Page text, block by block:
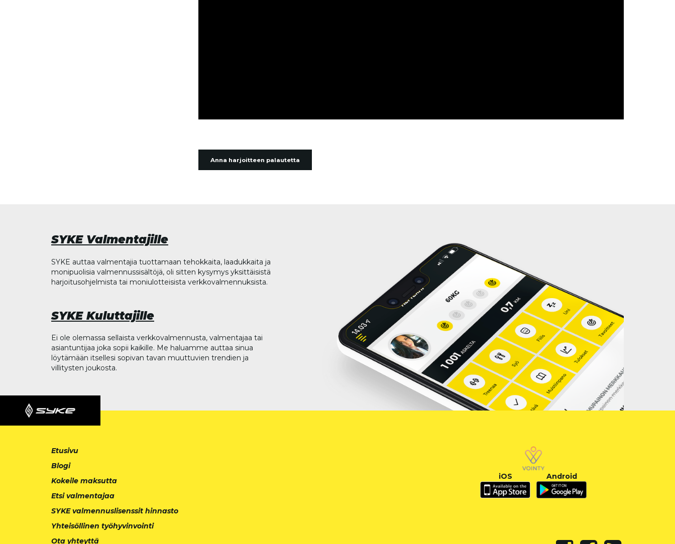
Anna harjoitteen palautetta
SYKE Valmentajille
SYKE auttaa valmentajia tuottamaan tehokkaita, laadukkaita ja
monipuolisia valmennussisältöjä, oli sitten kysymys yksittäisistä
harjoitusohjelmista tai moniulotteisista verkkovalmennuksista.
SYKE Kuluttajille
Ei ole olemassa sellaista verkkovalmennusta, valmentajaa tai
asiantuntijaa joka sopii kaikille. Me haluamme auttaa sinua
löytämään itsellesi sopivan tavan muuttuvien trendien ja
villitysten joukosta.
Etusivu
Blogi
Kokeile maksutta
Etsi valmentajaa
SYKE valmennuslisenssit hinnasto
Yhteisöllinen työhyvinvointi
Ota yhteyttä
iOS Android